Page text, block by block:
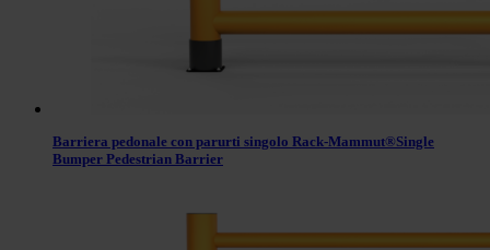
Barriera pedonale con parurti singolo Rack-Mammut®Single
Bumper Pedestrian Barrier